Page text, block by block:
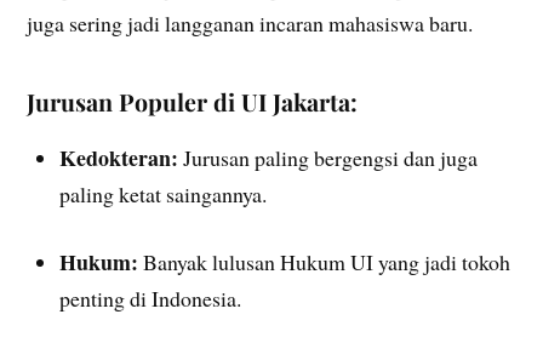
juga sering jadi langganan incaran mahasiswa baru.
Jurusan Populer di UI Jakarta:
Kedokteran: Jurusan paling bergengsi dan juga
paling ketat saingannya.
Hukum: Banyak lulusan Hukum UI yang jadi tokoh
penting di Indonesia.